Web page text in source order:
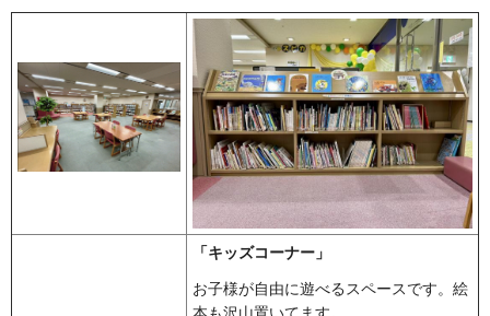
「キッズコーナー」
お子様が自由に遊べるスペースです。絵